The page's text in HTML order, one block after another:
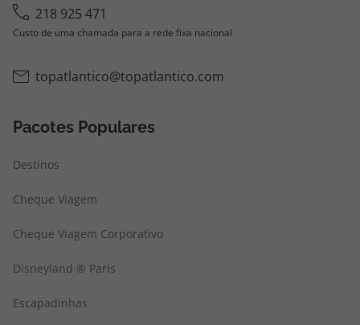
218 925 471
Custo de uma chamada para a rede fixa nacional
topatlantico@topatlantico.com
Pacotes Populares
Destinos
Cheque Viagem
Cheque Viagem Corporativo
Disneyland ® Paris
Escapadinhas